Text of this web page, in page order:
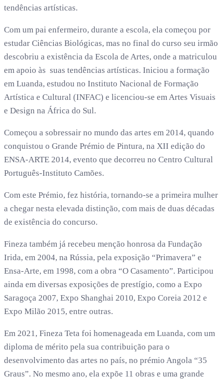
tendências artísticas.
Com um pai enfermeiro, durante a escola, ela começou por
estudar Ciências Biológicas, mas no final do curso seu irmão
descobriu a existência da Escola de Artes, onde a matriculou
em apoio às suas tendências artísticas. Iniciou a formação
em Luanda, estudou no Instituto Nacional de Formação
Artística e Cultural (INFAC) e licenciou-se em Artes Visuais
e Design na África do Sul.
Começou a sobressair no mundo das artes em 2014, quando
conquistou o Grande Prémio de Pintura, na XII edição do
ENSA-ARTE 2014, evento que decorreu no Centro Cultural
Português-Instituto Camões.
Com este Prémio, fez história, tornando-se a primeira mulher
a chegar nesta elevada distinção, com mais de duas décadas
de existência do concurso.
Fineza também já recebeu menção honrosa da Fundação
Irida, em 2004, na Rússia, pela exposição “Primavera” e
Ensa-Arte, em 1998, com a obra “O Casamento”. Participou
ainda em diversas exposições de prestígio, como a Expo
Saragoça 2007, Expo Shanghai 2010, Expo Coreia 2012 e
Expo Milão 2015, entre outras.
Em 2021, Fineza Teta foi homenageada em Luanda, com um
diploma de mérito pela sua contribuição para o
desenvolvimento das artes no país, no prémio Angola “35
Graus”. No mesmo ano, ela expõe 11 obras e uma grande